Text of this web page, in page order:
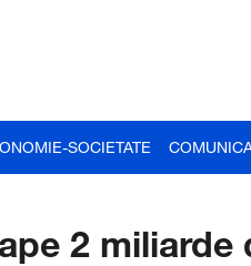
SOCIETATE
2 miliarde